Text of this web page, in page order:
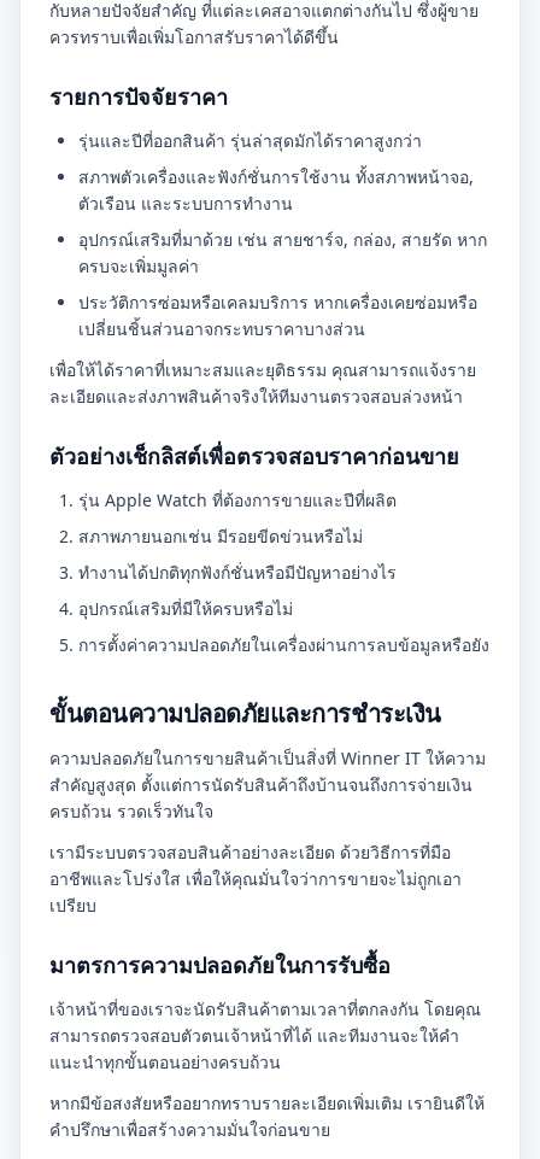
กับหลายปัจจัยสำคัญ ที่แต่ละเคสอาจแตกต่างกันไป ซึ่งผู้ขาย
ควรทราบเพื่อเพิ่มโอกาสรับราคาได้ดีขึ้น
รายการปัจจัยราคา
รุ่นและปีที่ออกสินค้า รุ่นล่าสุดมักได้ราคาสูงกว่า
สภาพตัวเครื่องและฟังก์ชั่นการใช้งาน ทั้งสภาพหน้าจอ,
ตัวเรือน และระบบการทำงาน
อุปกรณ์เสริมที่มาด้วย เช่น สายชาร์จ, กล่อง, สายรัด หาก
ครบจะเพิ่มมูลค่า
ประวัติการซ่อมหรือเคลมบริการ หากเครื่องเคยซ่อมหรือ
เปลี่ยนชิ้นส่วนอาจกระทบราคาบางส่วน
เพื่อให้ได้ราคาที่เหมาะสมและยุติธรรม คุณสามารถแจ้งราย
ละเอียดและส่งภาพสินค้าจริงให้ทีมงานตรวจสอบล่วงหน้า
ตัวอย่างเช็กลิสต์เพื่อตรวจสอบราคาก่อนขาย
รุ่น Apple Watch ที่ต้องการขายและปีที่ผลิต
สภาพภายนอกเช่น มีรอยขีดข่วนหรือไม่
ทำงานได้ปกติทุกฟังก์ชั่นหรือมีปัญหาอย่างไร
อุปกรณ์เสริมที่มีให้ครบหรือไม่
การตั้งค่าความปลอดภัยในเครื่องผ่านการลบข้อมูลหรือยัง
ขั้นตอนความปลอดภัยและการชำระเงิน
ความปลอดภัยในการขายสินค้าเป็นสิ่งที่ Winner IT ให้ความ
สำคัญสูงสุด ตั้งแต่การนัดรับสินค้าถึงบ้านจนถึงการจ่ายเงิน
ครบถ้วน รวดเร็วทันใจ
เรามีระบบตรวจสอบสินค้าอย่างละเอียด ด้วยวิธีการที่มือ
อาชีพและโปร่งใส เพื่อให้คุณมั่นใจว่าการขายจะไม่ถูกเอา
เปรียบ
มาตรการความปลอดภัยในการรับซื้อ
เจ้าหน้าที่ของเราจะนัดรับสินค้าตามเวลาที่ตกลงกัน โดยคุณ
สามารถตรวจสอบตัวตนเจ้าหน้าที่ได้ และทีมงานจะให้คำ
แนะนำทุกขั้นตอนอย่างครบถ้วน
หากมีข้อสงสัยหรืออยากทราบรายละเอียดเพิ่มเติม เรายินดีให้
คำปรึกษาเพื่อสร้างความมั่นใจก่อนขาย